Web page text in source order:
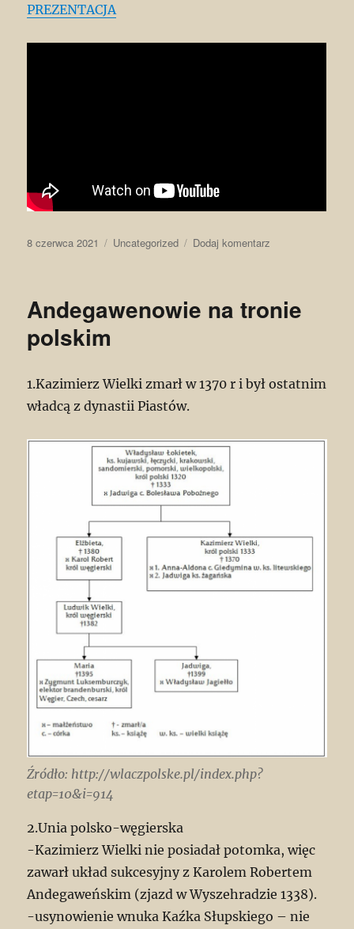
PREZENTACJA
Data
8 czerwca 2021 Kategorie
Uncategorized Dodaj komentarz
polska
Andegawenowie na tronie
polskim
1.Kazimierz Wielki zmarł w 1370 r i był ostatnim
władcą z dynastii Piastów.
Źródło: http://wlaczpolske.pl/index.php?
etap=10&i=914
2.Unia polsko-węgierska
-Kazimierz Wielki nie posiadał potomka, więc
zawarł układ sukcesyjny z Karolem Robertem
Andegaweńskim (zjazd w Wyszehradzie 1338).
-usynowienie wnuka Kaźka Słupskiego – nie